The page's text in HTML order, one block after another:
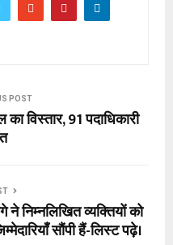
POST
विस्तार, 91 पदाधिकारी
निम्नलिखित व्यक्तियों को
सौंपी हैं-लिस्ट पढ़े।